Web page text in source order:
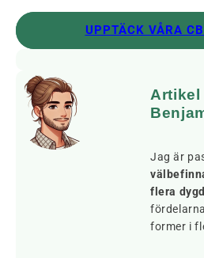
UPPTÄCK VÅRA
Artikel
Jag är
flera
former i